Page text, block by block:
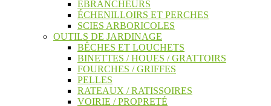
ÉBRANCHEURS
ÉCHENILLOIRS ET PERCHES
SCIES ARBORICOLES
OUTILS DE JARDINAGE
BÊCHES ET LOUCHETS
BINETTES / HOUES / GRATTOIRS
FOURCHES / GRIFFES
PELLES
RATEAUX / RATISSOIRES
VOIRIE / PROPRETÉ